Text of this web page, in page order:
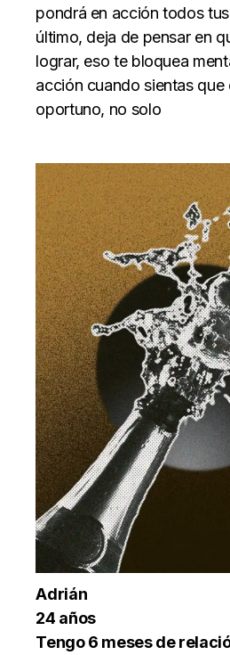
pondrá en acción todos
último, deja de pensar en
lograr, eso te bloquea
acción cuando sientas que
oportuno, no solo
Adrián
24 años
Tengo 6 meses de